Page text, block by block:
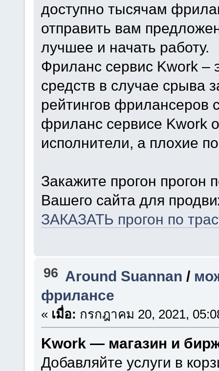
доступно тысячам
отправить вам
лучшее и начать работу.
Фриланс сервис Kwork –
средств в случае срыва
рейтингов фрилансеров
фриланс сервисе Kwork
исполнители, а плохие
Закажите прогон прогон
Вашего сайта для
ЗАКАЗАТЬ прогон по
96 Around Suannan /
фрилансе
« เมื่อ: กรกฎาคม 20, 2021,
Kwork — магазин и
Добавляйте услуги в